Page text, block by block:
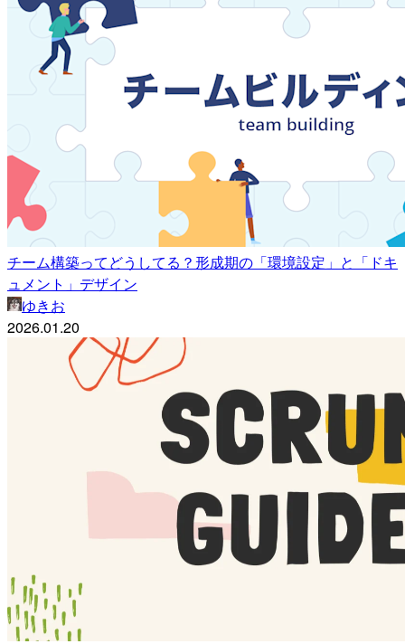
チーム構築ってどうしてる？形成期の「環境設定」と「ドキ
ュメント」デザイン
ゆきお
2026.01.20